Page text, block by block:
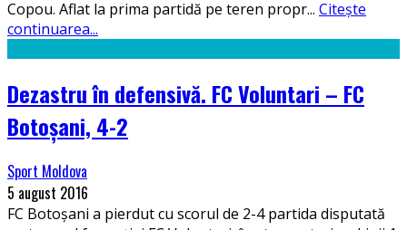
Copou. Aflat la prima partidă pe teren propr... Citește
continuarea...
Dezastru în defensivă. FC Voluntari – FC
Botoșani, 4-2
Sport Moldova
5 august 2016
FC Botoșani a pierdut cu scorul de 2-4 partida disputată